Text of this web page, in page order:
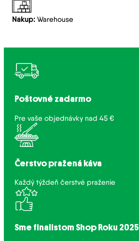
Nákup:Warehouse
Poštovné zadarmo
Pre vaše objednávky nad 45 €
Čerstvo pražená káva
Každý týždeň čerstvé praženie
Sme finalistom Shop Roku 2025